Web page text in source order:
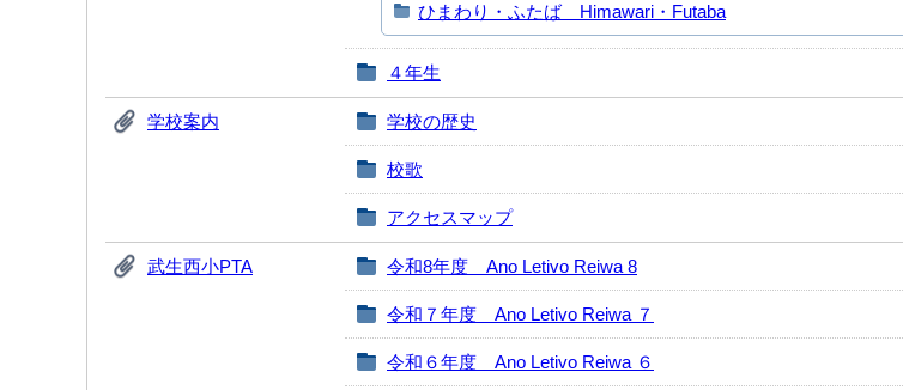
ひまわり・ふたば Himawari・Futaba
４年生
学校案内 学校の歴史
校歌
アクセスマップ
武生西小PTA 令和8年度 Ano Letivo Reiwa 8
令和７年度 Ano Letivo Reiwa ７
令和６年度 Ano Letivo Reiwa ６